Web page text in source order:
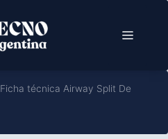
Menú
Ficha técnica Airway Split De